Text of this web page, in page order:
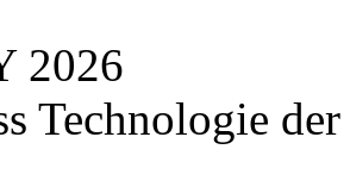
2026
Technologie